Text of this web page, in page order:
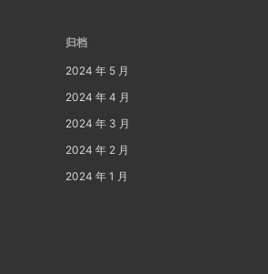
归档
2024 年 5 月
2024 年 4 月
2024 年 3 月
2024 年 2 月
2024 年 1 月